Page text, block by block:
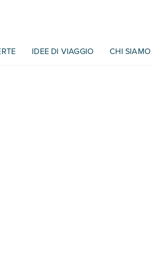
IDEE DI VIAGGIO CHI SIAMO